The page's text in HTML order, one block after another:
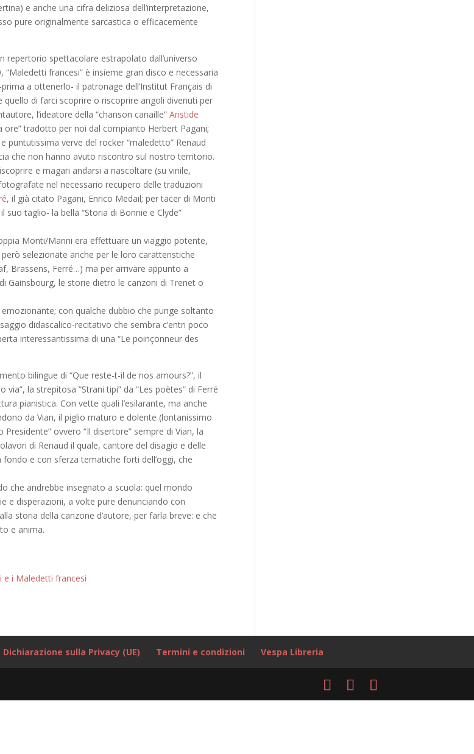
e anche una cifra deliziosa dell’interpretazione,
pure originalmente sarcastica o efficacemente
repertorio spettacolare estrapolato dall’universo
francesi” è insieme gran disco e necessaria
a ottenerlo- il patronage dell’Institut Français di
di farci scoprire o riscoprire angoli divenuti per
l’ideatore della “chanson canaille”Aristide
ore” tradotto per noi dal compianto Herbert Pagani;
e puntutissima verve del rocker “maledetto” Renaud
che non hanno avuto riscontro sul nostro territorio.
e magari andarsi a riascoltare (su vinile,
nel necessario recupero delle traduzioni
, il già citato Pagani, Enrico Medail; per tacer di Monti
taglio- la bella “Storia di Bonnie e Clyde”
Monti/Marini era effettuare un viaggio potente,
selezionate anche per le loro caratteristiche
Brassens, Ferré…) ma per arrivare appunto a
Gainsbourg, le storie dietro le canzoni di Trenet o
con qualche dubbio che punge soltanto
didascalico-recitativo che sembra c’entri poco
interessantissima di una “Le poinçonneur des
bilingue di “Que reste-t-il de nos amours?”, il
la strepitosa “Strani tipi” da “Les poètes” di Ferré
pianistica. Con vette quali l’esilarante, ma anche
da Vian, il piglio maturo e dolente (lontanissimo
ovvero “Il disertore” sempre di Vian, la
di Renaud il quale, cantore del disagio e delle
e con sferza tematiche forti dell’oggi, che
che andrebbe insegnato a scuola: quel mondo
e disperazioni, a volte pure denunciando con
storia della canzone d’autore, per farla breve: e che
e anima.
e i Maledetti francesi
Dichiarazione sulla Privacy (UE) Termini e condizioni Vespa Libreria